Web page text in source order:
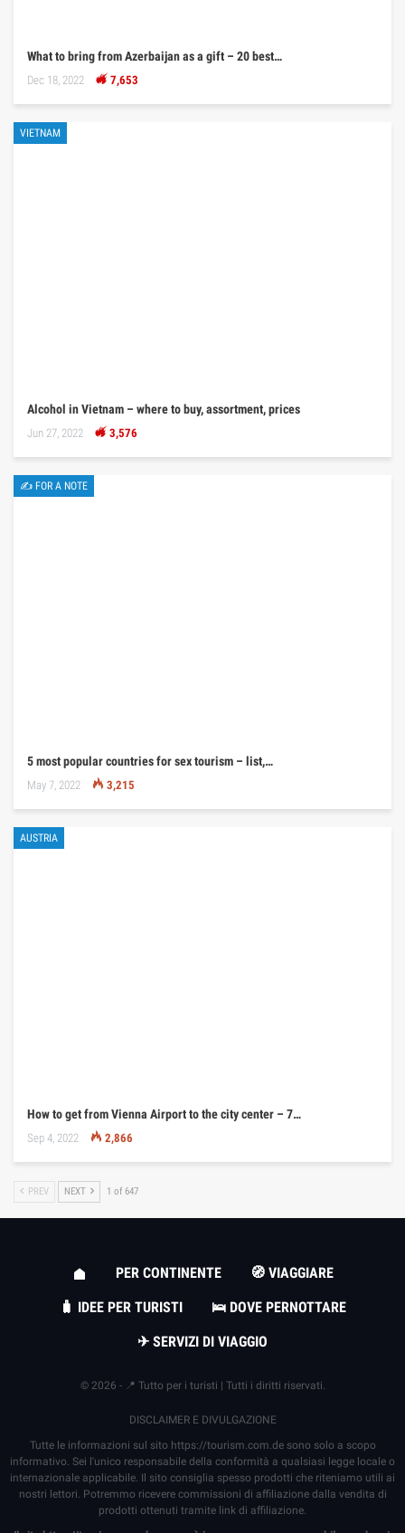
What to bring from Azerbaijan as a gift – 20 best…
Dec 18, 2022 7,653
VIETNAM
Alcohol in Vietnam – where to buy, assortment, prices
Jun 27, 2022 3,576
✍ FOR A NOTE
5 most popular countries for sex tourism – list,…
May 7, 2022 3,215
AUSTRIA
How to get from Vienna Airport to the city center – 7…
Sep 4, 2022 2,866
PREV NEXT 1 of 647
PER CONTINENTE
🧭 VIAGGIARE
🧳 IDEE PER TURISTI
🛌 DOVE PERNOTTARE
✈ SERVIZI DI VIAGGIO
© 2026 - 📍 Tutto per i turisti | Tutti i diritti riservati.
DISCLAIMER E DIVULGAZIONE
Tutte le informazioni sul sito https://tourism.com.desono solo a scopo
informativo. Sei l'unico responsabile della conformità a qualsiasi legge locale o
internazionale applicabile. Il sito consiglia spesso prodotti che riteniamo utili ai
nostri lettori. Potremmo ricevere commissioni di affiliazione dalla vendita di
prodotti ottenuti tramite link di affiliazione.